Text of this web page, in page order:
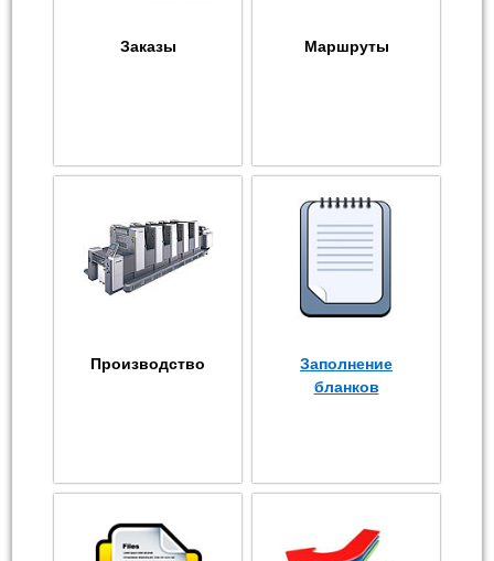
Заказы Маршруты
Производство
Заполнение
бланков